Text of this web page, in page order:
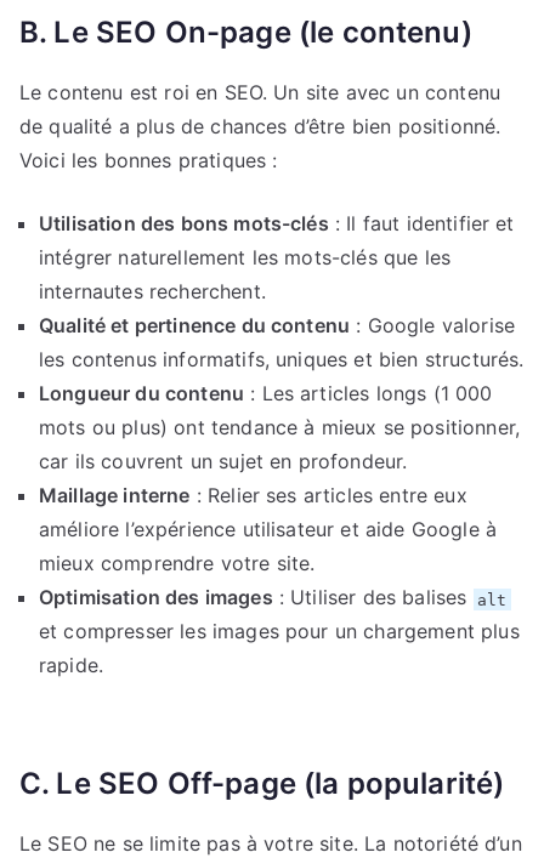
B. Le SEO On-page (le contenu)
Le contenu est roi en SEO. Un site avec un contenu
de qualité a plus de chances d’être bien positionné.
Voici les bonnes pratiques :
Utilisation des bons mots-clés : Il faut identifier et
intégrer naturellement les mots-clés que les
internautes recherchent.
Qualité et pertinence du contenu : Google valorise
les contenus informatifs, uniques et bien structurés.
Longueur du contenu : Les articles longs (1 000
mots ou plus) ont tendance à mieux se positionner,
car ils couvrent un sujet en profondeur.
Maillage interne : Relier ses articles entre eux
améliore l’expérience utilisateur et aide Google à
mieux comprendre votre site.
Optimisation des images : Utiliser des balises alt
et compresser les images pour un chargement plus
rapide.
C. Le SEO Off-page (la popularité)
Le SEO ne se limite pas à votre site. La notoriété d’un